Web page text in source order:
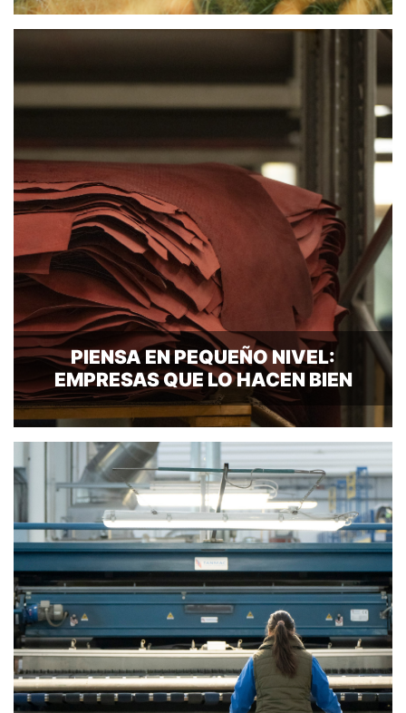
PIENSA EN PEQUEÑO NIVEL:
EMPRESAS QUE LO HACEN BIEN